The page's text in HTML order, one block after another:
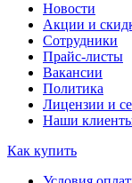
Новости
Акции и
Сотрудники
Прайс-листы
Вакансии
Политика
Лицензии и
Наши
Как купить